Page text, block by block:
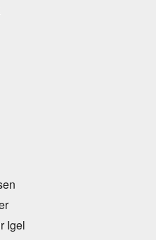
Igel